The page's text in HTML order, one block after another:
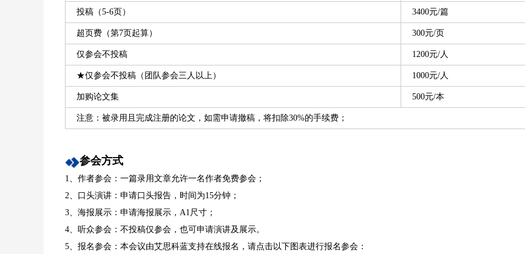
投稿（5-6页） 3400元/篇
超页费（第7页起算） 300元/页
仅参会不投稿 1200元/人
★仅参会不投稿（团队参会三人以上） 1000元/人
加购论文集 500元/本
注意：被录用且完成注册的论文，如需申请撤稿，将扣除30%的手续费；
参会方式
1、作者参会：一篇录用文章允许一名作者免费参会；
2、口头演讲：申请口头报告，时间为15分钟；
3、海报展示：申请海报展示，A1尺寸；
4、听众参会：不投稿仅参会，也可申请演讲及展示。
5、报名参会：本会议由艾思科蓝支持在线报名，请点击以下图表进行报名参会：